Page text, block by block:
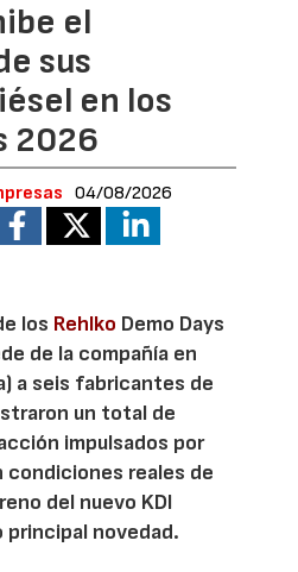
el
sus
en los
2026
04/08/2026
los Rehlko Demo Days
de la compañía en
a seis fabricantes de
un total de
impulsados por
condiciones reales de
del nuevo KDI
principal novedad.